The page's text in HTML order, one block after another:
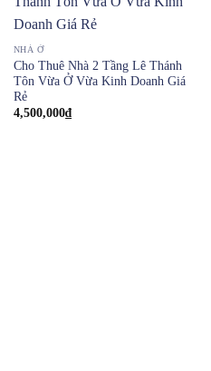
NHÀ Ở
Cho Thuê Nhà 2 Tầng Lê Thánh
Tôn Vừa Ở Vừa Kinh Doanh Giá
Rẻ
4,500,000₫